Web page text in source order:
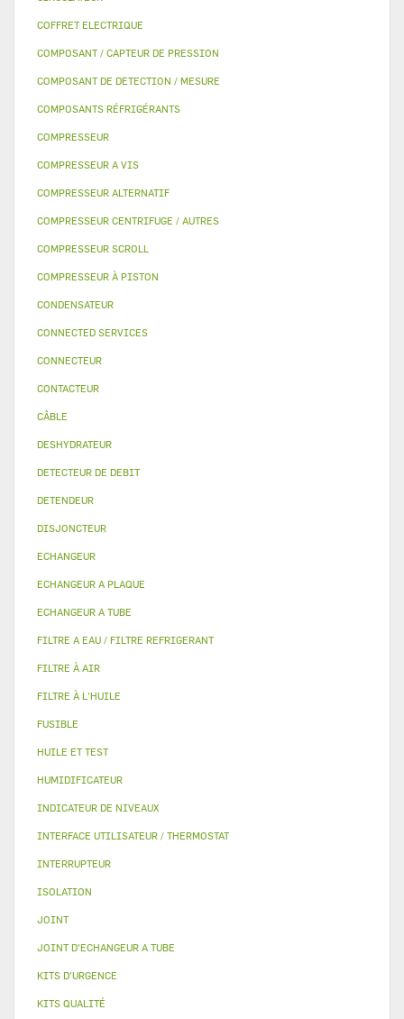
COFFRET ELECTRIQUE
COMPOSANT / CAPTEUR DE PRESSION
COMPOSANT DE DETECTION / MESURE
COMPOSANTS RÉFRIGÉRANTS
COMPRESSEUR
COMPRESSEUR A VIS
COMPRESSEUR ALTERNATIF
COMPRESSEUR CENTRIFUGE / AUTRES
COMPRESSEUR SCROLL
COMPRESSEUR À PISTON
CONDENSATEUR
CONNECTED SERVICES
CONNECTEUR
CONTACTEUR
CÂBLE
DESHYDRATEUR
DETECTEUR DE DEBIT
DETENDEUR
DISJONCTEUR
ECHANGEUR
ECHANGEUR A PLAQUE
ECHANGEUR A TUBE
FILTRE A EAU / FILTRE REFRIGERANT
FILTRE À AIR
FILTRE À L'HUILE
FUSIBLE
HUILE ET TEST
HUMIDIFICATEUR
INDICATEUR DE NIVEAUX
INTERFACE UTILISATEUR / THERMOSTAT
INTERRUPTEUR
ISOLATION
JOINT
JOINT D'ECHANGEUR A TUBE
KITS D'URGENCE
KITS QUALITÉ